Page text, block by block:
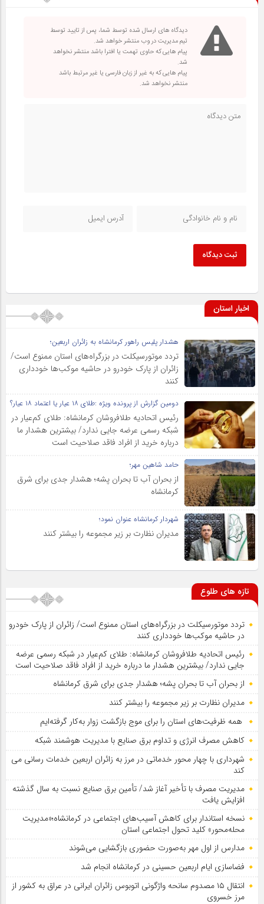
دیدگاه های ارسال شده توسط شما، پس از تایید توسط
تیم مدیریت در وب منتشر خواهد شد.
پیام هایی که حاوی تهمت یا افترا باشد منتشر نخواهد
شد.
پیام هایی که به غیر از زبان فارسی یا غیر مرتبط باشد
منتشر نخواهد شد.
ثبت دیدگاه
اخبار استان
هشدار پلیس راهور کرمانشاه به زائران اربعین؛
تردد موتورسیکلت در بزرگراه‌های استان ممنوع است/
زائران از پارک خودرو در حاشیه موکب‌ها خودداری
کنند
دومین گزارش از پرونده ویژه :طلای ۱۸ عیار یا اعتماد ۱۸ عیار؟
رئیس اتحادیه طلافروشان کرمانشاه: طلای کم‌عیار در
شبکه رسمی عرضه جایی ندارد/ بیشترین هشدار ما
درباره خرید از افراد فاقد صلاحیت است
حامد شاهین مهر؛
از بحران آب تا بحران پشه؛ هشدار جدی برای شرق
کرمانشاه
شهردار کرمانشاه عنوان نمود؛
مدیران نظارت بر زیر مجموعه را بیشتر کنند
تازه های طلوع
تردد موتورسیکلت در بزرگراه‌های استان ممنوع است/ زائران از پارک خودرو
در حاشیه موکب‌ها خودداری کنند
رئیس اتحادیه طلافروشان کرمانشاه: طلای کم‌عیار در شبکه رسمی عرضه
جایی ندارد/ بیشترین هشدار ما درباره خرید از افراد فاقد صلاحیت است
از بحران آب تا بحران پشه؛ هشدار جدی برای شرق کرمانشاه
مدیران نظارت بر زیر مجموعه را بیشتر کنند
همه ظرفیت‌های استان را برای موج بازگشت زوار به‌کار گرفته‌ایم
کاهش مصرف انرژی و تداوم برق صنایع با مدیریت هوشمند شبکه
شهرداری با چهار محور خدماتی در مرز به زائران اربعین خدمات رسانی می
کند
مدیریت مصرف با تأخیر آغاز شد/ تأمین برق صنایع نسبت به سال گذشته
افزایش یافت
نسخه استاندار برای کاهش آسیب‌های اجتماعی در کرمانشاه؛«مدیریت
محله‌محور» کلید تحول اجتماعی استان
مدارس از اول مهر به‌صورت حضوری بازگشایی می‌شوند
فضاسازی ایام اربعین حسینی در کرمانشاه انجام شد
انتقال ۱۵ مصدوم سانحه واژگونی اتوبوس زائران ایرانی در عراق به کشور از
مرز خسروی